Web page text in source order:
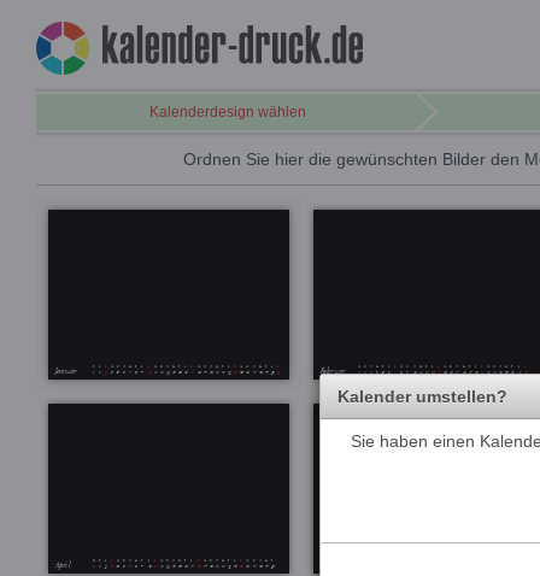
Kalenderdesign wählen
Ordnen Sie hier die gewünschten Bilder den
Kalender umstellen?
Sie haben einen